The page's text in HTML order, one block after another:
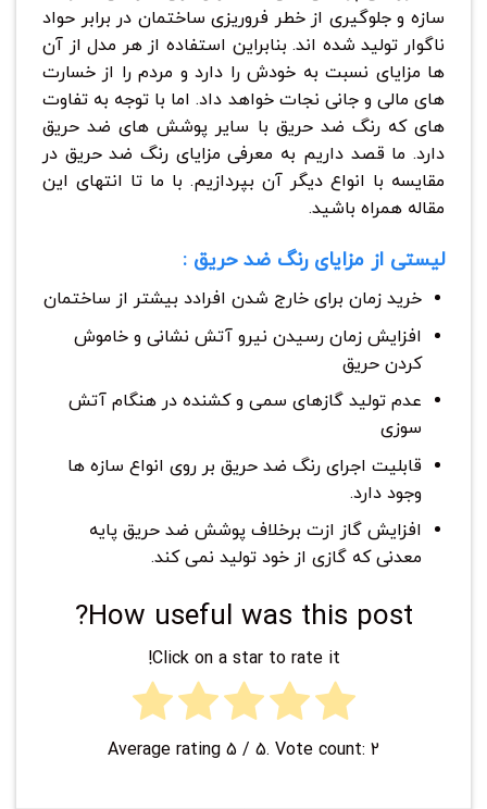
سازه و جلوگیری از خطر فروریزی ساختمان در برابر حواد
ناگوار تولید شده اند. بنابراین استفاده از هر مدل از آن
ها مزایای نسبت به خودش را دارد و مردم را از خسارت
های مالی و جانی نجات خواهد داد. اما با توجه به تفاوت
های که رنگ ضد حریق با سایر پوشش های ضد حریق
دارد. ما قصد داریم به معرفی مزایای رنگ ‌ضد حریق در
مقایسه با انواع دیگر آن بپردازیم. با ما تا انتهای این
مقاله همراه باشید.
لیستی از مزایای رنگ ضد حریق :
خرید زمان برای خارج شدن افرادد بیشتر از ساختمان
افزایش زمان رسیدن نیرو آتش نشانی و خاموش
کردن حریق
عدم تولید گازهای سمی و کشنده در هنگام آتش
سوزی
قابلیت اجرای رنگ ضد حریق بر روی انواع سازه ها
وجود دارد.
افزایش گاز ازت برخلاف پوشش ضد حریق پایه
معدنی که گازی از خود تولید نمی کند.
How useful was this post?
Click on a star to rate it!
Average rating 5 / 5. Vote count: 2